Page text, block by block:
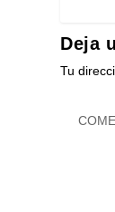
Deja
Tu